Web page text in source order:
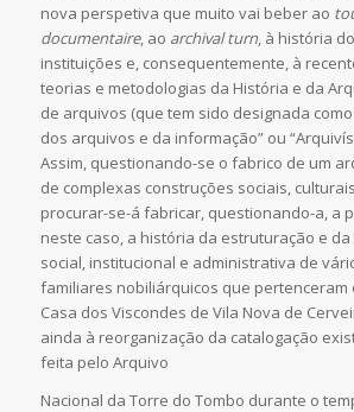
nova perspetiva que muito vai beber ao
documentaire, ao archival turn, à história
instituições e, consequentemente, à
teorias e metodologias da História e da
de arquivos (que tem sido designada
dos arquivos e da informação” ou
Assim, questionando-se o fabrico de um
de complexas construções sociais,
procurar-se-á fabricar, questionando-a, a
neste caso, a história da estruturação e
social, institucional e administrativa de
familiares nobiliárquicos que pertenceram
Casa dos Viscondes de Vila Nova de
ainda à reorganização da catalogação
feita pelo Arquivo
Nacional da Torre do Tombo durante o